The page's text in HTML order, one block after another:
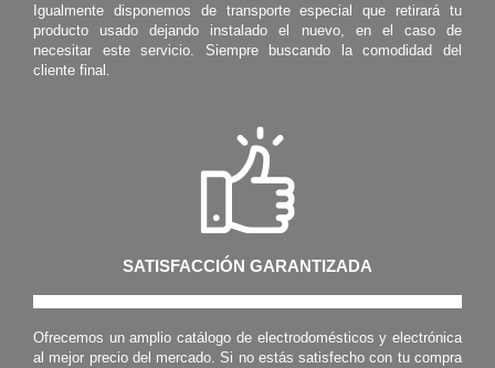
Igualmente disponemos de transporte especial que retirará tu
producto usado dejando instalado el nuevo, en el caso de
necesitar este servicio. Siempre buscando la comodidad del
cliente final.
SATISFACCIÓN GARANTIZADA
Ofrecemos un amplio catálogo de electrodomésticos y electrónica
al mejor precio del mercado. Si no estás satisfecho con tu compra